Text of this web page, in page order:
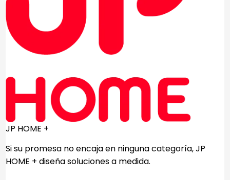
JP HOME +
Si su promesa no encaja en ninguna categoría, JP
HOME + diseña soluciones a medida.